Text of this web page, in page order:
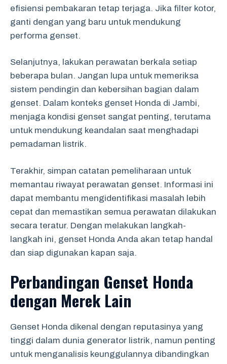
efisiensi pembakaran tetap terjaga. Jika filter kotor,
ganti dengan yang baru untuk mendukung
performa genset.
Selanjutnya, lakukan perawatan berkala setiap
beberapa bulan. Jangan lupa untuk memeriksa
sistem pendingin dan kebersihan bagian dalam
genset. Dalam konteks genset Honda di Jambi,
menjaga kondisi genset sangat penting, terutama
untuk mendukung keandalan saat menghadapi
pemadaman listrik.
Terakhir, simpan catatan pemeliharaan untuk
memantau riwayat perawatan genset. Informasi ini
dapat membantu mengidentifikasi masalah lebih
cepat dan memastikan semua perawatan dilakukan
secara teratur. Dengan melakukan langkah-
langkah ini, genset Honda Anda akan tetap handal
dan siap digunakan kapan saja.
Perbandingan Genset Honda
dengan Merek Lain
Genset Honda dikenal dengan reputasinya yang
tinggi dalam dunia generator listrik, namun penting
untuk menganalisis keunggulannya dibandingkan